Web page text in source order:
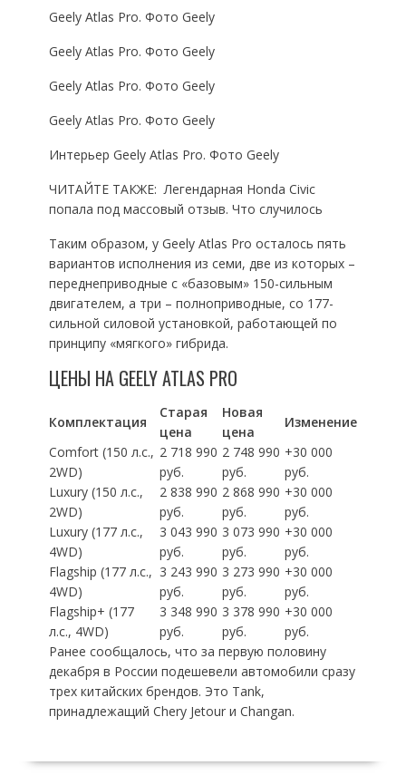
Geely Atlas Pro. Фото Geely
Geely Atlas Pro. Фото Geely
Geely Atlas Pro. Фото Geely
Geely Atlas Pro. Фото Geely
Интерьер Geely Atlas Pro. Фото Geely
ЧИТАЙТЕ ТАКЖE: Легендарная Honda Civic
попала под массовый отзыв. Что случилось
Таким образом, у Geely Atlas Pro осталось пять
вариантов исполнения из семи, две из которых –
переднеприводные с «базовым» 150-сильным
двигателем, а три – полноприводные, со 177-
сильной силовой установкой, работающей по
принципу «мягкого» гибрида.
ЦЕНЫ НА GEELY ATLAS PRO
Комплектация
Старая
цена
Новая
цена
Изменение
Comfort (150 л.с.,
2WD)
2 718 990
руб.
2 748 990
руб.
+30 000
руб.
Luxury (150 л.с.,
2WD)
2 838 990
руб.
2 868 990
руб.
+30 000
руб.
Luxury (177 л.с.,
4WD)
3 043 990
руб.
3 073 990
руб.
+30 000
руб.
Flagship (177 л.с.,
4WD)
3 243 990
руб.
3 273 990
руб.
+30 000
руб.
Flagship+ (177
л.с., 4WD)
3 348 990
руб.
3 378 990
руб.
+30 000
руб.
Ранее сообщалось, что за первую половину
декабря в России подешевели автомобили сразу
трех китайских брендов. Это Tank,
принадлежащий Chery Jetour и Changan.